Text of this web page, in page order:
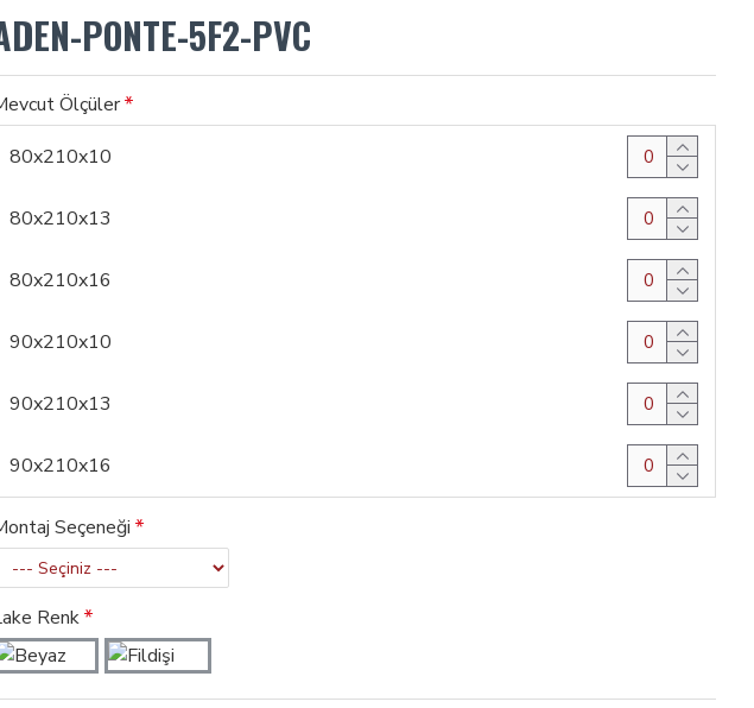
PONTE-5F2-PVC
Ölçüler
80x210x10
80x210x13
80x210x16
90x210x10
90x210x13
90x210x16
Seçeneği
Renk